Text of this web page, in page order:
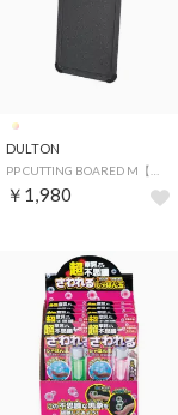
DULTON
￥1,980